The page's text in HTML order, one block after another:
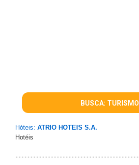
BUSCA: TURISMO
Hóteis: ATRIO HOTEIS S.A.
Hotéis